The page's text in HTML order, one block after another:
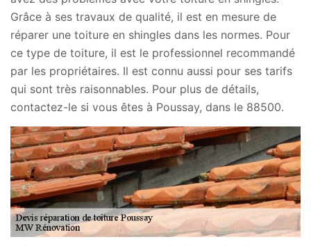
Grâce à ses travaux de qualité, il est en mesure de
réparer une toiture en shingles dans les normes. Pour
ce type de toiture, il est le professionnel recommandé
par les propriétaires. Il est connu aussi pour ses tarifs
qui sont très raisonnables. Pour plus de détails,
contactez-le si vous êtes à Poussay, dans le 88500.